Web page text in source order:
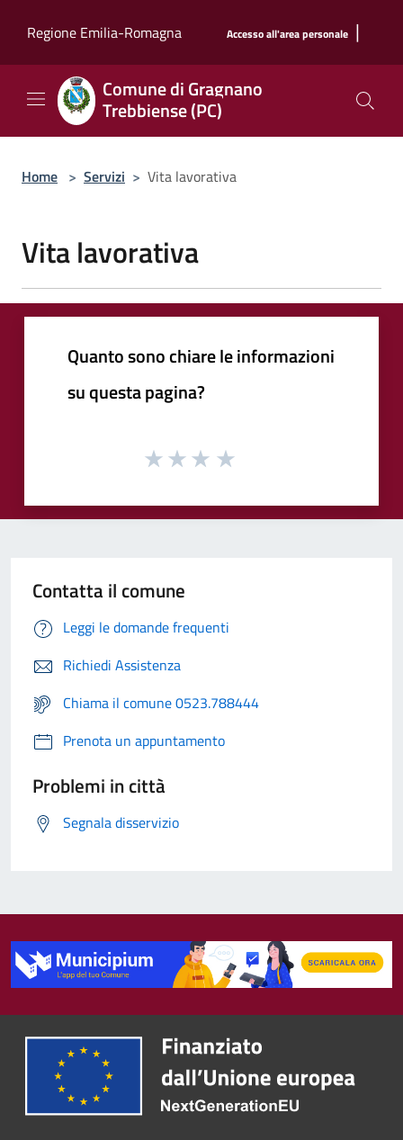
Regione Emilia-Romagna
Accesso all'area personale |
Comune di Gragnano
Trebbiense (PC)
Home > Servizi > Vita lavorativa
Vita lavorativa
Quanto sono chiare le informazioni
su questa pagina?
Contatta il comune
Leggi le domande frequenti
Richiedi Assistenza
Chiama il comune 0523.788444
Prenota un appuntamento
Problemi in città
Segnala disservizio